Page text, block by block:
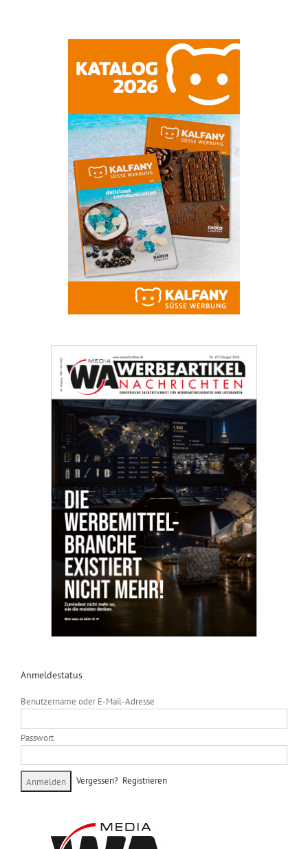
Anmeldestatus
Benutzername oder E-Mail-Adresse
Passwort
Vergessen? Registrieren